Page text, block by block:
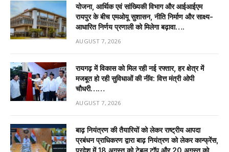
योजना, आर्थिक एवं सांख्यिकी विभाग और आईआईएम
रायपुर के बीच एमओयू सुशासन, नीति निर्माण और साक्ष्य-
आधारित निर्णय प्रणाली को मिलेगा बढ़ावा….
AUGUST 7, 2026
रायगढ़ में विकास को मिल रही नई रफ्तार, हर क्षेत्र में
मजबूत हो रही सुविधाओं की नींव: वित्त मंत्री ओपी
चौधरी……
AUGUST 7, 2026
बाढ़ नियंत्रण की तैयारियों को लेकर राष्ट्रीय आपदा
प्रबंधन प्राधिकरण द्वारा बाढ़ नियंत्रण को लेकर कान्फ्रेंस,
प्रदेश में 18 अगस्त को टेबल टॉप और 20 अगस्त को